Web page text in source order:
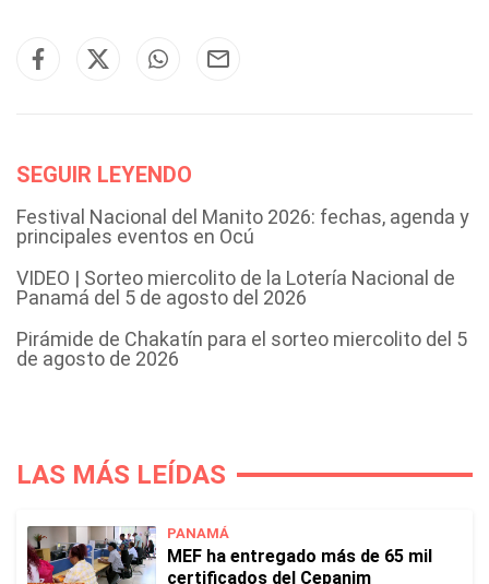
SEGUIR LEYENDO
Festival Nacional del Manito 2026: fechas, agenda y
principales eventos en Ocú
VIDEO | Sorteo miercolito de la Lotería Nacional de
Panamá del 5 de agosto del 2026
Pirámide de Chakatín para el sorteo miercolito del 5
de agosto de 2026
LAS MÁS LEÍDAS
PANAMÁ
MEF ha entregado más de 65 mil
certificados del Cepanim